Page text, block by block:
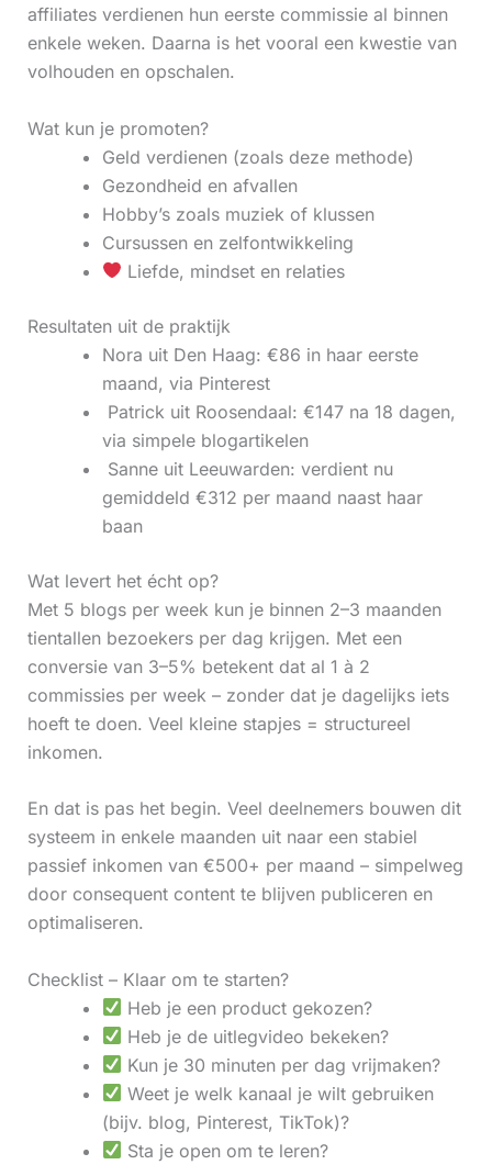
affiliates verdienen hun eerste commissie al binnen
enkele weken. Daarna is het vooral een kwestie van
volhouden en opschalen.
Wat kun je promoten?
Geld verdienen (zoals deze methode)
Gezondheid en afvallen
Hobby’s zoals muziek of klussen
Cursussen en zelfontwikkeling
Liefde, mindset en relaties
Resultaten uit de praktijk
Nora uit Den Haag: €86 in haar eerste
maand, via Pinterest
‍ Patrick uit Roosendaal: €147 na 18 dagen,
via simpele blogartikelen
‍ Sanne uit Leeuwarden: verdient nu
gemiddeld €312 per maand naast haar
baan
Wat levert het écht op?
Met 5 blogs per week kun je binnen 2–3 maanden
tientallen bezoekers per dag krijgen. Met een
conversie van 3–5% betekent dat al 1 à 2
commissies per week – zonder dat je dagelijks iets
hoeft te doen. Veel kleine stapjes = structureel
inkomen.
En dat is pas het begin. Veel deelnemers bouwen dit
systeem in enkele maanden uit naar een stabiel
passief inkomen van €500+ per maand – simpelweg
door consequent content te blijven publiceren en
optimaliseren.
Checklist – Klaar om te starten?
Heb je een product gekozen?
Heb je de uitlegvideo bekeken?
Kun je 30 minuten per dag vrijmaken?
Weet je welk kanaal je wilt gebruiken
(bijv. blog, Pinterest, TikTok)?
Sta je open om te leren?